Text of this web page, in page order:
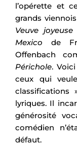
l’opérette et
grands
Veuve joyeuse
Mexico de
Offenbach
Périchole.
ceux qui
lyriques. Il
générosité
comédien
défaut.